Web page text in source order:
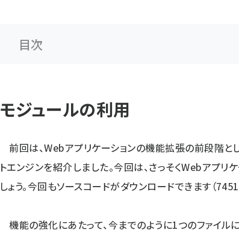
目次
モジュールの利用
前回は、Webアプリケーションの機能拡張の前段階と
トエンジンを紹介しました。今回は、さっそくWebアプリ
しょう。今回もソースコードがダウンロードできます（
機能の強化にあたって、今までのように1つのファイル